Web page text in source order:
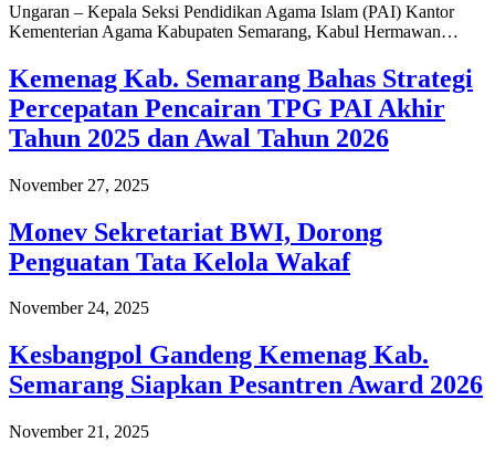
Ungaran – Kepala Seksi Pendidikan Agama Islam (PAI) Kantor
Kementerian Agama Kabupaten Semarang, Kabul Hermawan…
Kemenag Kab. Semarang Bahas Strategi
Percepatan Pencairan TPG PAI Akhir
Tahun 2025 dan Awal Tahun 2026
November 27, 2025
Monev Sekretariat BWI, Dorong
Penguatan Tata Kelola Wakaf
November 24, 2025
Kesbangpol Gandeng Kemenag Kab.
Semarang Siapkan Pesantren Award 2026
November 21, 2025